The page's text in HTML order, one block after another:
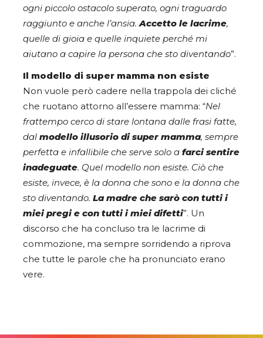
ogni piccolo ostacolo superato, ogni traguardo
raggiunto e anche l’ansia.Accetto le lacrime,
quelle di gioia e quelle inquiete perché mi
aiutano a capire la persona che sto diventando”.
Il modello di super mamma non esiste
Non vuole però cadere nella trappola dei cliché
che ruotano attorno all’essere mamma: “Nel
frattempo cerco di stare lontana dalle frasi fatte,
dal modello illusorio di super mamma, sempre
perfetta e infallibile che serve solo a farci sentire
inadeguate. Quel modello non esiste. Ciò che
esiste, invece, è la donna che sono e la donna che
sto diventando. La madre che sarò con tutti i
miei pregi e con tutti i miei difetti”. Un
discorso che ha concluso tra le lacrime di
commozione, ma sempre sorridendo a riprova
che tutte le parole che ha pronunciato erano
vere.